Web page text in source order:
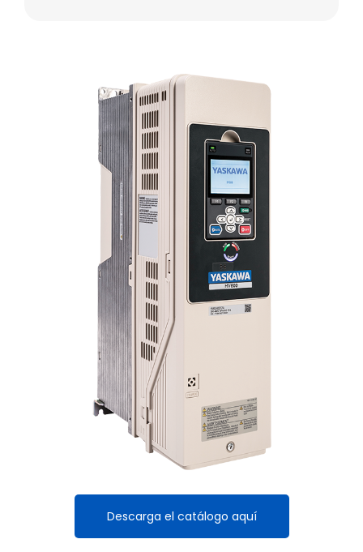
Descarga el catálogo aquí